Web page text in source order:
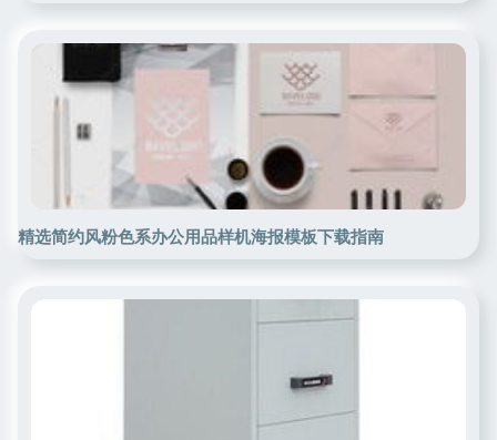
精选简约风粉色系办公用品样机海报模板下载指南